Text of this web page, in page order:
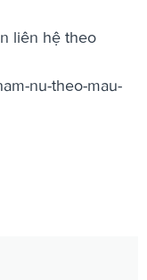
liên hệ theo
nu-theo-mau-